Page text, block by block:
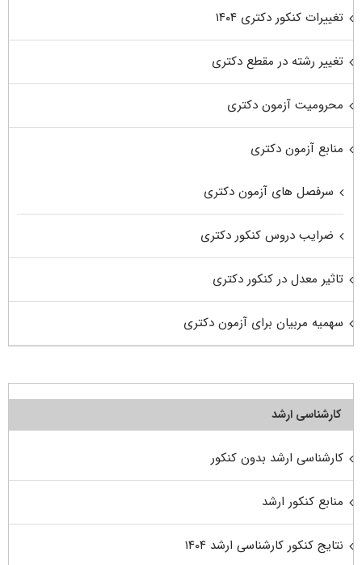
تغییرات کنکور دکتری ۱۴۰۴
تغییر رشته در مقطع دکتری
محرومیت آزمون دکتری
منابع آزمون دکتری
سرفصل های آزمون دکتری
ضرایب دروس کنکور دکتری
تاثیر معدل در کنکور دکتری
سهمیه مربیان برای آزمون دکتری
کارشناسی ارشد
کارشناسی ارشد بدون کنکور
منابع کنکور ارشد
نتایج کنکور کارشناسی ارشد ۱۴۰۴